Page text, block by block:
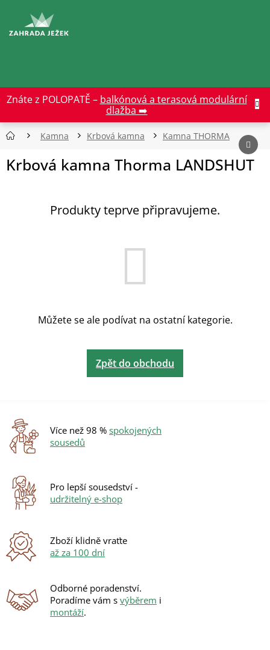
obsah
Znáte z POLOPATĚ – balkónová a terasová modulární
dlažba ➡️
Kamna Krbová kamna Kamna THORMA
Krbová kamna Thorma LANDSHUT
Produkty teprve připravujeme.
Můžete se ale podívat na ostatní kategorie.
Zpět do obchodu
Více než 98 % spokojených
sousedů
Pro lepší sousedství -
udržitelný e-shop
Zboží klidně vraťte
až za 100 dní
Odborné poradenství.
Poradíme vám s výběrem i
montáží.